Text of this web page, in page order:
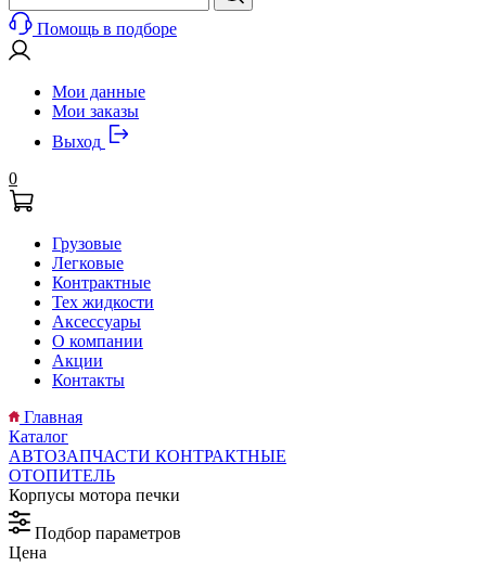
Помощь в подборе
Мои данные
Мои заказы
Выход
0
Грузовые
Легковые
Контрактные
Тех жидкости
Аксессуары
О компании
Акции
Контакты
Главная
Каталог
АВТОЗАПЧАСТИ КОНТРАКТНЫЕ
ОТОПИТЕЛЬ
Корпусы мотора печки
Подбор параметров
Цена